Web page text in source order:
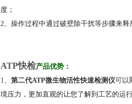
度；
2、操作过程中通过破壁除干扰等步骤来释
ATP快检产品优势：
1、 第二代ATP微生物活性快速检测仪可以
境压力，更加直观的让您了解到工艺的运行